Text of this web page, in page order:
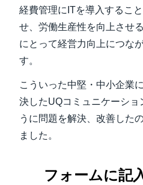
経費管理にITを導入するこ
せ、労働生産性を向上させ
にとって経営力向上につな
す。
こういった中堅・中小企業
決したUQコミュニケーショ
うに問題を解決、改善した
ました。
フォームに記